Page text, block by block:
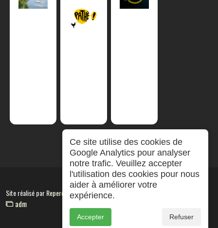
Site réalisé parRepereCom
adm
Ce site utilise des cookies de
Google Analytics pour analyser
notre trafic. Veuillez accepter
l'utilisation des cookies pour nous
aider à améliorer votre
expérience.
Accepter Refuser